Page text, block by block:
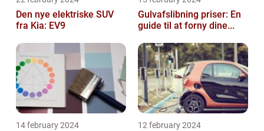
Den nye elektriske SUV
fra Kia: EV9
Gulvafslibning priser: En
guide til at forny dine...
14 february 2024 12 february 2024